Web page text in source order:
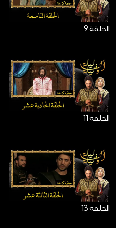
الحلقة 9
الحلقة 11
الحلقة 13